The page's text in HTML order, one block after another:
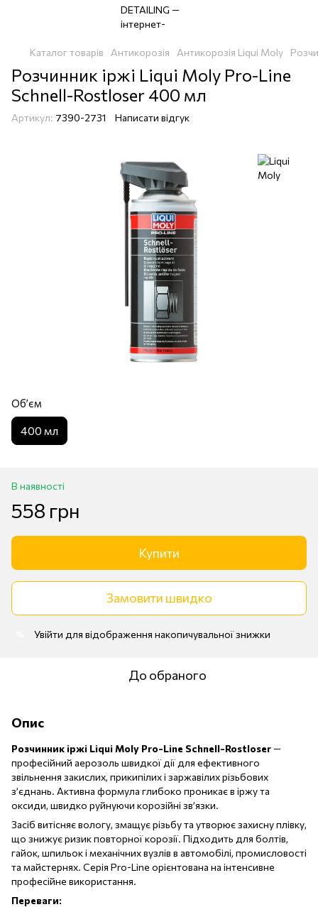
Каталог товарів Антикорозія Антикорозія Liqui Moly
Розчинник іржі Liqui Moly Pro-Line
Schnell-Rostloser 400 мл
Артикул: 7390-2731 Написати відгук
Обʼєм
400 мл
В наявності
558 грн
Купити
Замовити швидко
Увійти для відображення накопичувальної знижки
До обраного
Опис
Розчинник іржі Liqui Moly Pro-Line Schnell-Rostloser—
професійний аерозоль швидкої дії для ефективного
звільнення закислих, прикипілих і заржавілих різьбових
з’єднань. Активна формула глибоко проникає в іржу та
оксиди, швидко руйнуючи корозійні зв’язки.
Засіб витісняє вологу, змащує різьбу та утворює захисну плівку,
що знижує ризик повторної корозії. Підходить для болтів,
гайок, шпильок і механічних вузлів в автомобілі, промисловості
та майстернях. Серія Pro-Line орієнтована на інтенсивне
професійне використання.
Переваги: